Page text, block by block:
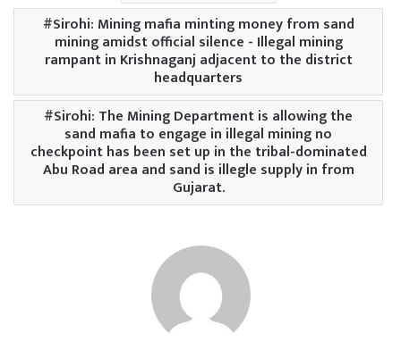
Sirohi: Mining mafia minting money from sand
mining amidst official silence - Illegal mining
rampant in Krishnaganj adjacent to the district
headquarters
Sirohi: The Mining Department is allowing the
sand mafia to engage in illegal mining no
checkpoint has been set up in the tribal-dominated
Abu Road area and sand is illegle supply in from
Gujarat.